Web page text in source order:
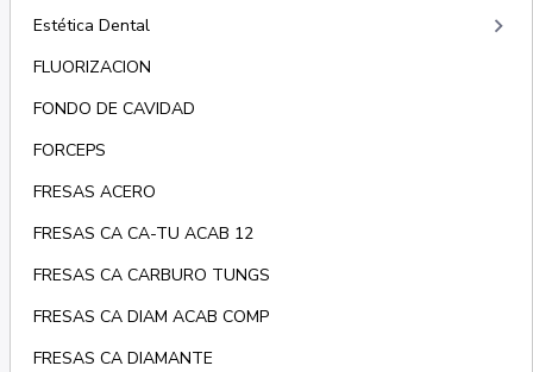
Estética Dental keyboard_arrow_right
FLUORIZACION
FONDO DE CAVIDAD
FORCEPS
FRESAS ACERO
FRESAS CA CA-TU ACAB 12
FRESAS CA CARBURO TUNGS
FRESAS CA DIAM ACAB COMP
FRESAS CA DIAMANTE